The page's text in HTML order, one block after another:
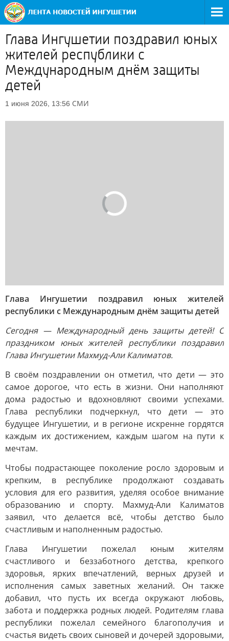
Глава Ингушетии поздравил юных
жителей республики с
Международным днём защиты
детей
1 июня 2026, 13:56 СМИ
Глава Ингушетии поздравил юных жителей
республики с Международным днём защиты детей
Сегодня — Международный день защиты детей! С
праздником юных жителей республики поздравил
Глава Ингушетии Махмуд-Али Калиматов.
В своём поздравлении он отметил, что дети — это
самое дорогое, что есть в жизни. Они наполняют
дома радостью и вдохновляют своими успехами.
Глава республики подчеркнул, что дети — это
будущее Ингушетии, и в регионе искренне гордятся
каждым их достижением, каждым шагом на пути к
мечтам.
Чтобы подрастающее поколение росло здоровым и
крепким, в республике продолжают создавать
условия для его развития, уделяя особое внимание
образованию и спорту. Махмуд-Али Калиматов
заявил, что делается всё, чтобы детство было
счастливым и наполненным радостью.
Глава Ингушетии пожелал юным жителям
счастливого и беззаботного детства, крепкого
здоровья, ярких впечатлений, верных друзей и
исполнения самых заветных желаний. Он также
добавил, что пусть их всегда окружают любовь,
забота и поддержка родных людей. Родителям глава
республики пожелал семейного благополучия и
счастья видеть своих сыновей и дочерей здоровыми,